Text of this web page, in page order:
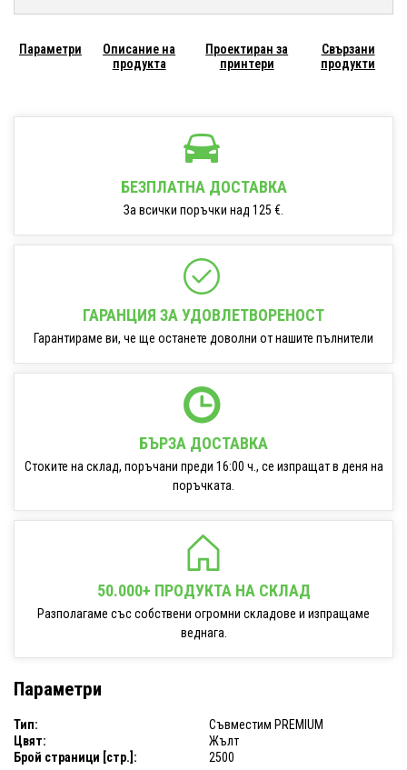
Параметри
Описание на
продукта
Проектиран за
принтери
Свързани
продукти
БЕЗПЛАТНА ДОСТАВКА
За всички поръчки над 125 €.
ГАРАНЦИЯ ЗА УДОВЛЕТВОРЕНОСТ
Гарантираме ви, че ще останете доволни от нашите пълнители
БЪРЗА ДОСТАВКА
Стоките на склад, поръчани преди 16:00 ч., се изпращат в деня на
поръчката.
50.000+ ПРОДУКТА НА СКЛАД
Разполагаме със собствени огромни складове и изпращаме
веднага.
Параметри
Тип:
Съвместим PREMIUM
Цвят:
Жълт
Брой страници [стр.]:
2500